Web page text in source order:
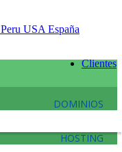
Peru USA España
Clientes
DOMINIOS
HOSTING